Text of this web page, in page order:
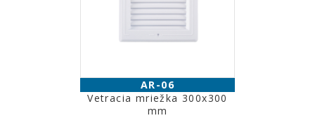
AR-06
Vetracia mriežka 300x300
mm